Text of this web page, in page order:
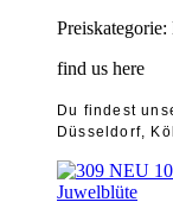
find us here
Du findest
Düsseldorf,
Juwelblüte